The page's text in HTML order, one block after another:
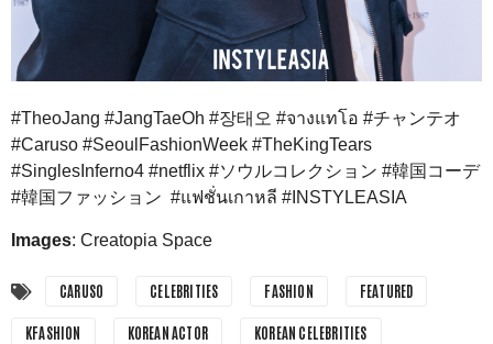
#TheoJang #JangTaeOh #장태오 #จางแทโอ #チャンテオ
#Caruso #SeoulFashionWeek #TheKingTears
#SinglesInferno4 #netflix #ソウルコレクション #韓国コーデ
#韓国ファッション #แฟชั่นเกาหลี #INSTYLEASIA
Images: Creatopia Space
CARUSO CELEBRITIES FASHION FEATURED
KFASHION KOREAN ACTOR KOREAN CELEBRITIES